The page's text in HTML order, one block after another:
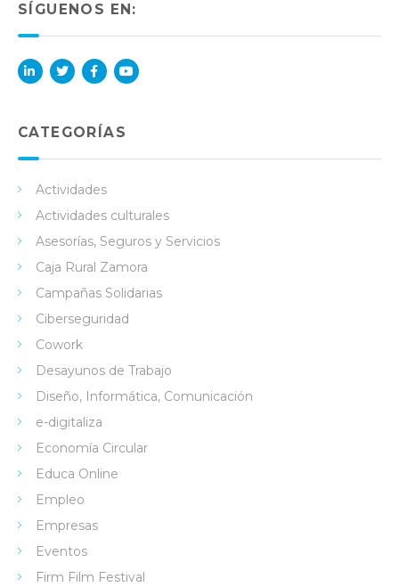
SÍGUENOS EN:
in
ok
e
CATEGORÍAS
Actividades
Actividades culturales
Asesorías, Seguros y Servicios
Caja Rural Zamora
Campañas Solidarias
Ciberseguridad
Cowork
Desayunos de Trabajo
Diseño, Informática, Comunicación
e-digitaliza
Economía Circular
Educa Online
Empleo
Empresas
Eventos
Firm Film Festival